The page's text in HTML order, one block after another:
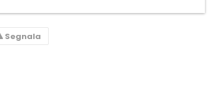
Segnala